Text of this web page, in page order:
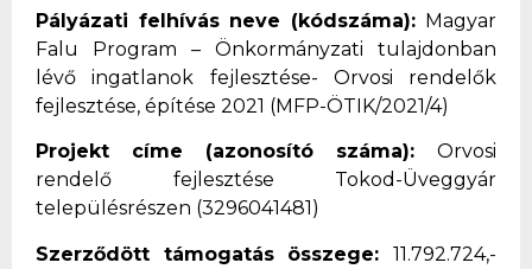
Pályázati felhívás neve (kódszáma): Magyar
Falu Program – Önkormányzati tulajdonban
lévő ingatlanok fejlesztése- Orvosi rendelők
fejlesztése, építése 2021 (MFP-ÖTIK/2021/4)
Projekt címe (azonosító száma): Orvosi
rendelő fejlesztése Tokod-Üveggyár
településrészen (3296041481)
Szerződött támogatás összege: 11.792.724,-